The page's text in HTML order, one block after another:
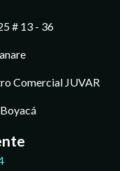
# 13 - 36
Comercial JUVAR